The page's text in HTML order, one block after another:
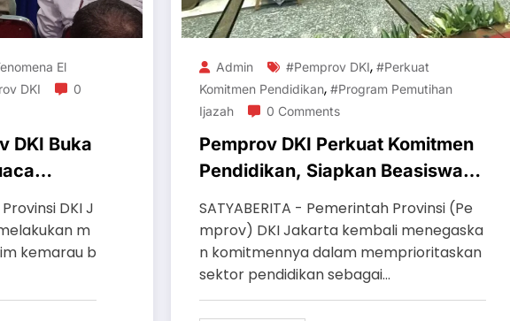
El
DKI
0
DKI Buka
Nino
DKI J
m
kemarau b
Admin #Pemprov DKI, #Perkuat
Komitmen Pendidikan, #Program Pemutihan
Ijazah
0 Comments
Pemprov DKI Perkuat Komitmen
Pendidikan, Siapkan Beasiswa
hingga Program Pemutihan
Ijazah
SATYABERITA - Pemerintah Provinsi (Pe
mprov) DKI Jakarta kembali menegaska
n komitmennya dalam memprioritaskan
sektor pendidikan sebagai…